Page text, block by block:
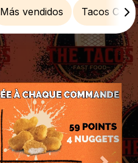
Más vendidos Tacos